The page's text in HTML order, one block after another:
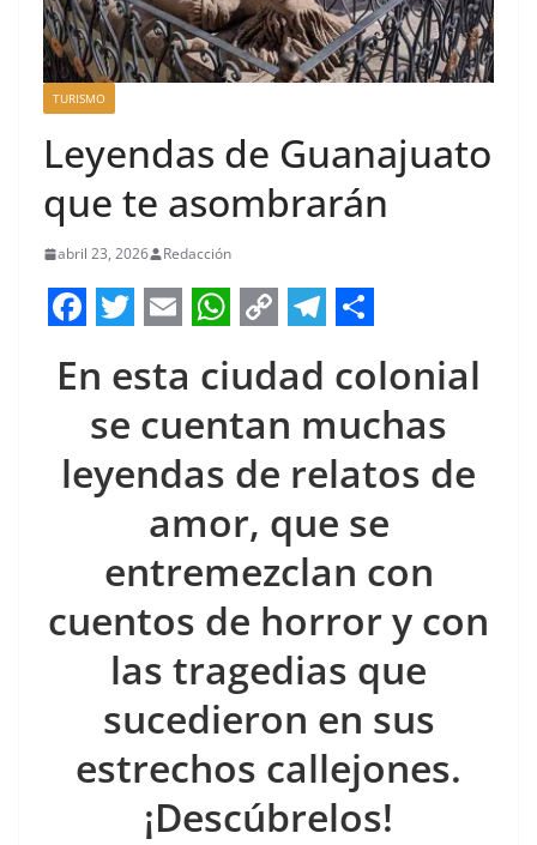
TURISMO
Leyendas de Guanajuato
que te asombrarán
abril 23, 2026 Redacción
a
e
b
k
w
i
t
t
r
m
a
i
l
h
a
t
s
A
p
p
o
p
y
L
i
n
k
e
l
e
g
r
a
m
h
a
r
e
En esta ciudad colonial
se cuentan muchas
leyendas de relatos de
amor, que se
entremezclan con
cuentos de horror y con
las tragedias que
sucedieron en sus
estrechos callejones.
¡Descúbrelos!